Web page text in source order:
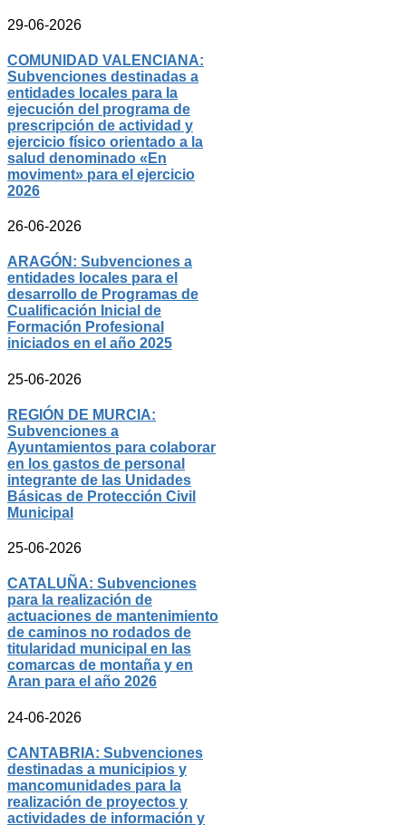
29-06-2026
COMUNIDAD VALENCIANA:
Subvenciones destinadas a
entidades locales para la
ejecución del programa de
prescripción de actividad y
ejercicio físico orientado a la
salud denominado «En
moviment» para el ejercicio
2026
26-06-2026
ARAGÓN: Subvenciones a
entidades locales para el
desarrollo de Programas de
Cualificación Inicial de
Formación Profesional
iniciados en el año 2025
25-06-2026
REGIÓN DE MURCIA:
Subvenciones a
Ayuntamientos para colaborar
en los gastos de personal
integrante de las Unidades
Básicas de Protección Civil
Municipal
25-06-2026
CATALUÑA: Subvenciones
para la realización de
actuaciones de mantenimiento
de caminos no rodados de
titularidad municipal en las
comarcas de montaña y en
Aran para el año 2026
24-06-2026
CANTABRIA: Subvenciones
destinadas a municipios y
mancomunidades para la
realización de proyectos y
actividades de información y